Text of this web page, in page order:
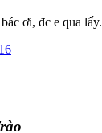
ơi, đc e qua lấy.